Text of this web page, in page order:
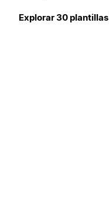
Explorar 30 plantillas